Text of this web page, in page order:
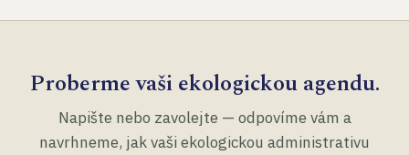
Proberme vaši ekologickou agendu.
Napište nebo zavolejte — odpovíme vám a
navrhneme, jak vaši ekologickou administrativu